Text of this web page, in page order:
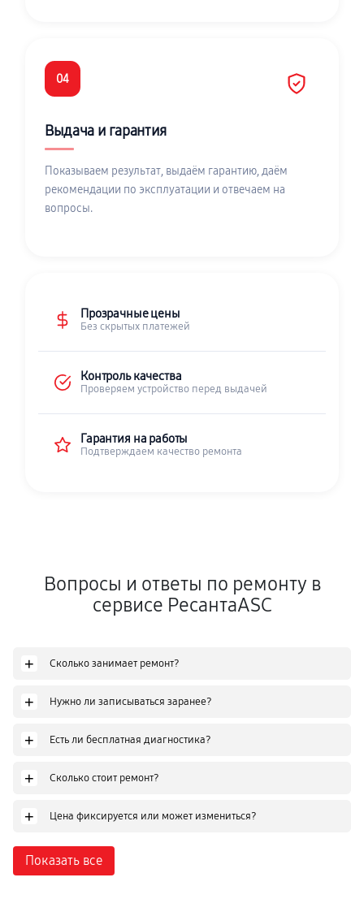
04
Выдача и гарантия
Показываем результат, выдаём гарантию, даём
рекомендации по эксплуатации и отвечаем на
вопросы.
Прозрачные цены
Без скрытых платежей
Контроль качества
Проверяем устройство перед выдачей
Гарантия на работы
Подтверждаем качество ремонта
Вопросы и ответы по ремонту в
сервисе РесантаASC
+ Сколько занимает ремонт?
+ Нужно ли записываться заранее?
+ Есть ли бесплатная диагностика?
+ Сколько стоит ремонт?
+ Цена фиксируется или может измениться?
Показать все